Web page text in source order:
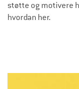
støtte og motivere
hvordan her.